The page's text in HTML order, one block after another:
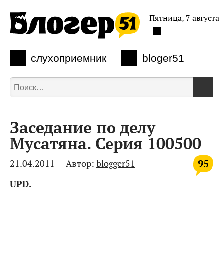
слухоприемник bloger51
Пятница, 7 августа
Заседание по делу
Мусатяна. Серия 100500
95
21.04.2011 Автор: blogger51
UPD.